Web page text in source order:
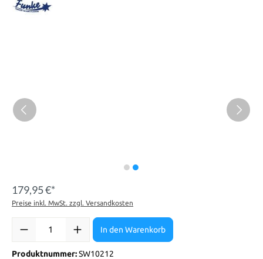
179,95 €*
Preise inkl. MwSt. zzgl. Versandkosten
In den Warenkorb
Produktnummer:SW10212